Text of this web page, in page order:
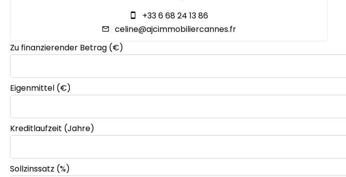
+33 6 68 24 13 86
celine@ajcimmobiliercannes.fr
Zu finanzierender Betrag (€)
Eigenmittel (€)
Kreditlaufzeit (Jahre)
Sollzinssatz (%)